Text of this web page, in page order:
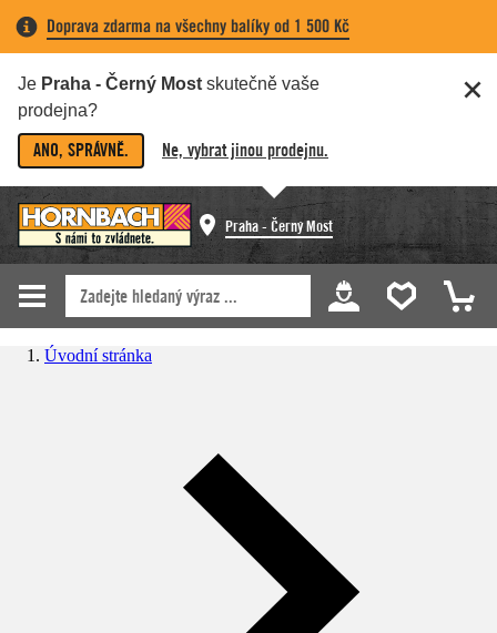
Doprava zdarma na všechny balíky od 1 500 Kč
Je Praha - Černý Most skutečně vaše
prodejna?
ANO, SPRÁVNĚ. Ne, vybrat jinou prodejnu.
Praha - Černý Most
Úvodní stránka